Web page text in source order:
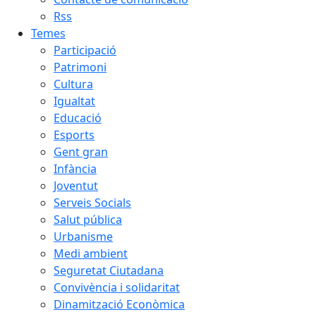
Rss
Temes
Participació
Patrimoni
Cultura
Igualtat
Educació
Esports
Gent gran
Infància
Joventut
Serveis Socials
Salut pública
Urbanisme
Medi ambient
Seguretat Ciutadana
Convivència i solidaritat
Dinamització Econòmica